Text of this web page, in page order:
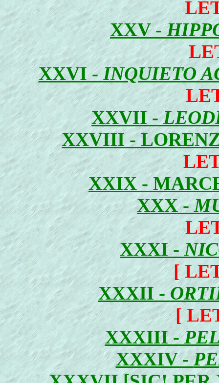
XXV -
XXVI -INQUIETO
XXVII -
XXVIII -
XXIX -
XXX -
XXXI -
[
XXXII -
[
XXXIII -
XXXIV -